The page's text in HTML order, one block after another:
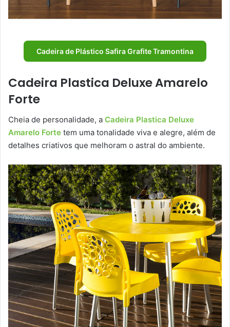
Cadeira de Plástico Safira Grafite Tramontina
Cadeira Plastica Deluxe Amarelo
Forte
Cheia de personalidade, a Cadeira Plastica Deluxe
Amarelo Forte tem uma tonalidade viva e alegre, além de
detalhes criativos que melhoram o astral do ambiente.